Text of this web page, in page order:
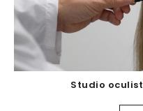
Studio